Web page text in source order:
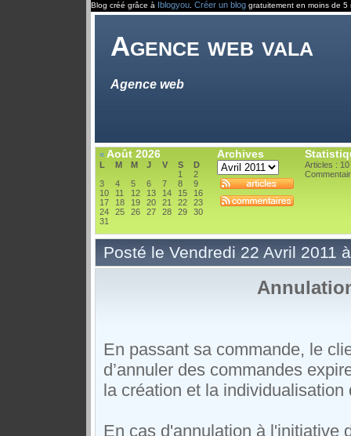
Blog créé grâce à Iblogyou Créer un blog gratuitement en moins de 5
Agence web vala
Agence web
« Août 2026
L M M J V S
D
1
2
3
4 5 6 7 8
9
10
11 12 13 14 15
16
17
18 19 20 21 22
23
24
25 26 27 28 29
30
31
Archives
Articles : 10
Posté le Vendredi 22 Avril 2011
En passant sa commande, le
d’annuler des commandes
la création et la individualisation
En cas d'annulation à l'initiative